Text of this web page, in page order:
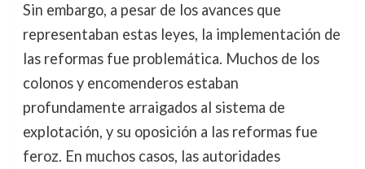
Sin embargo, a pesar de los avances que
representaban estas leyes, la implementación de
las reformas fue problemática. Muchos de los
colonos y encomenderos estaban
profundamente arraigados al sistema de
explotación, y su oposición a las reformas fue
feroz. En muchos casos, las autoridades